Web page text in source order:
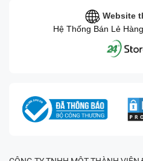
Website
Hệ Thống Bán Lẻ